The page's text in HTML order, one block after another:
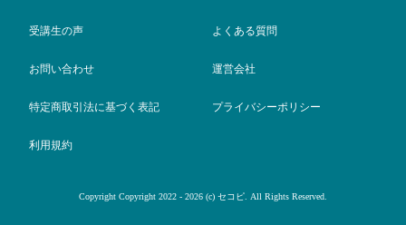
受講生の声 よくある質問
お問い合わせ 運営会社
特定商取引法に基づく表記 プライバシーポリシー
利用規約
Copyright Copyright 2022 - 2026 (c) セコピ. All Rights Reserved.